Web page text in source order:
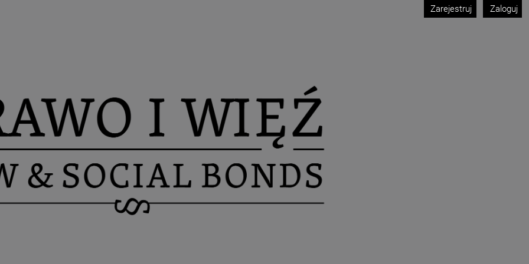
Zarejestruj Zaloguj